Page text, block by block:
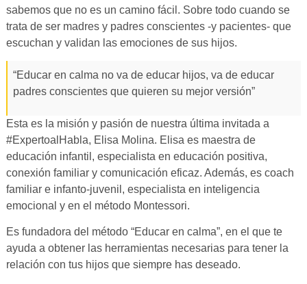
sabemos que no es un camino fácil. Sobre todo cuando se
trata de ser madres y padres conscientes -y pacientes- que
escuchan y validan las emociones de sus hijos.
“Educar en calma no va de educar hijos, va de educar
padres conscientes que quieren su mejor versión”
Esta es la misión y pasión de nuestra última invitada a
#ExpertoalHabla, Elisa Molina. Elisa es maestra de
educación infantil, especialista en educación positiva,
conexión familiar y comunicación eficaz. Además, es coach
familiar e infanto-juvenil, especialista en inteligencia
emocional y en el método Montessori.
Es fundadora del método “Educar en calma”, en el que te
ayuda a obtener las herramientas necesarias para tener la
relación con tus hijos que siempre has deseado.